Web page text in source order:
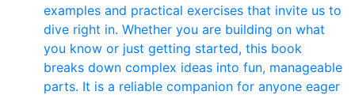
examples and practical exercises that invite us to
dive right in. Whether you are building on what
you know or just getting started, this book
breaks down complex ideas into fun, manageable
parts. It is a reliable companion for anyone eager